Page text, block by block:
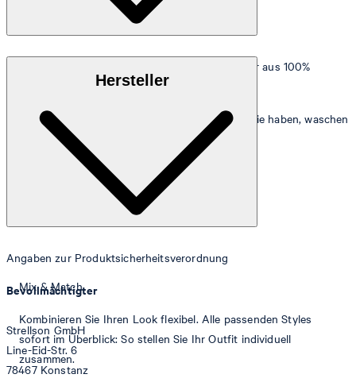
Weicher, dichter und strapazierfähiger Walkfrottier aus 100%
Damit Sie lange Freude an Ihrer JOOP! Frottierserie haben, waschen
Sie sie nur in einer vollen Waschmaschine.
Hersteller
Angaben zur Produktsicherheitsverordnung
Bevollmächtigter
Strellson GmbH
Line-Eid-Str. 6
78467 Konstanz
Mix & Match
Kombinieren Sie Ihren Look flexibel. Alle passenden Styles
sofort im Überblick: So stellen Sie Ihr Outfit individuell
zusammen.